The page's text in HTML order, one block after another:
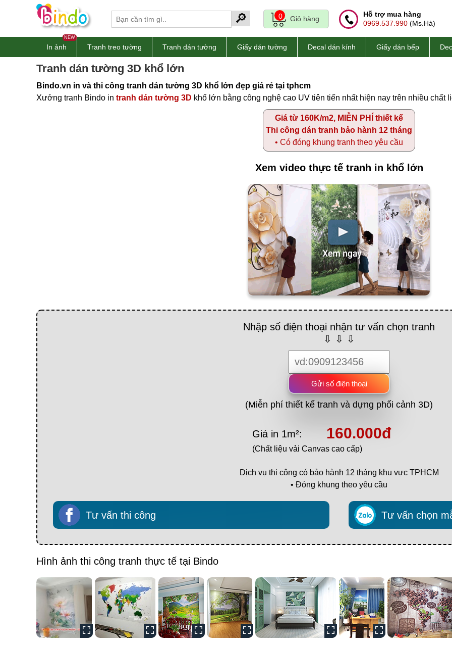
🔎 0 Giỏ hàng
Hỗ trợ mua hàng
0969.537.990 (Ms.Hà)
NEW
In ảnh Tranh treo tường Tranh dán tường Giấy dán tường Decal dán kính Giấy dán bếp
Tranh dán tường 3D khổ lớn
Bindo.vn in và thi công tranh dán tường 3D khổ lớn đẹp giá rẻ tại tphcm
Xưởng tranh Bindo in tranh dán tường 3D khổ lớn bằng công nghệ cao UV tiên tiến nhất hiện nay trên nhiều chất
Giá từ 160K/m2, MIỄN PHÍ thiết kế
Thi công dán tranh bảo hành 12 tháng
• Có đóng khung tranh theo yêu cầu
Xem video thực tế tranh in khổ lớn
Nhập số điện thoại nhận tư vấn chọn tranh
⇩ ⇩ ⇩
Gửi số điện thoại
(Miễn phí thiết kế tranh và dựng phối cảnh 3D)
Giá in 1m²: 160.000đ
(Chất liệu vải Canvas cao cấp)
Dịch vụ thi công có bảo hành 12 tháng khu vực TPHCM
• Đóng khung theo yêu cầu
Tư vấn thi công Tư vấn chọn
Hình ảnh thi công tranh thực tế tại Bindo